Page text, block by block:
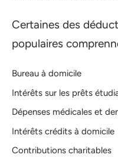
Certaines des
populaires
Bureau à domicile
Intérêts sur les prêts
Dépenses médicales et
Intérêts crédits à domicile
Contributions charitables